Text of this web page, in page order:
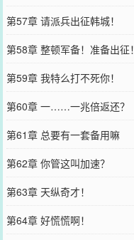
第57章 请派兵出征韩城！
第58章 整顿军备！准备出征！
第59章 我特么打不死你！
第60章 一……一兆倍返还？
第61章 总要有一套备用嘛
第62章 你管这叫加速？
第63章 天纵奇才！
第64章 好慌慌啊！